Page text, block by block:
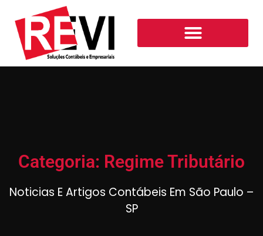
Categoria: Regime Tributário
Noticias E Artigos Contábeis Em São Paulo –
SP